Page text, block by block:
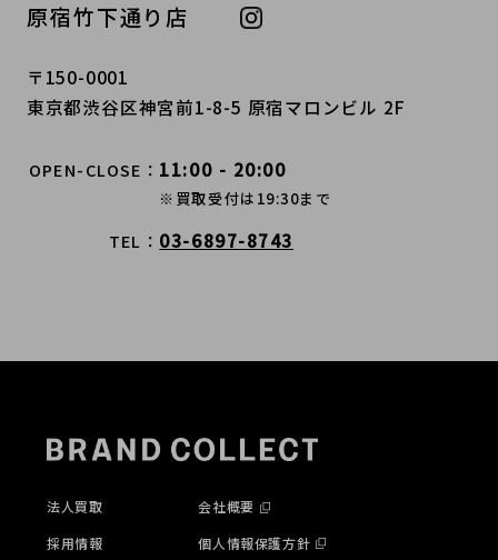
原宿竹下通り店
〒150-0001
東京都渋谷区神宮前1-8-5 原宿マロンビル 2F
OPEN-CLOSE 11:00 - 20:00
※買取受付は19:30まで
TEL 03-6897-8743
法人買取
採用情報
会社概要
個人情報保護方針